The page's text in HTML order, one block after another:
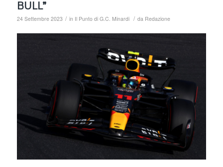
BULL”
24 Settembre 2023 / in Il Punto di G.C. Minardi / da Redazione